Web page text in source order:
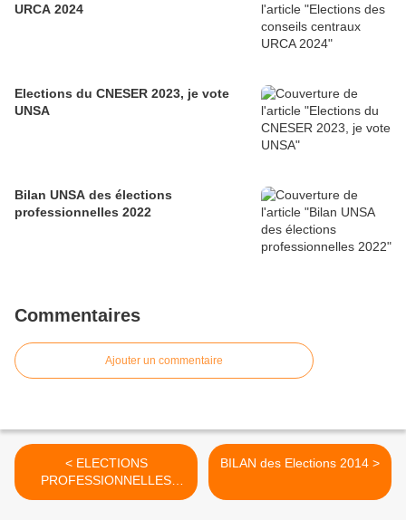
URCA 2024
Elections du CNESER 2023, je vote
UNSA
Bilan UNSA des élections
professionnelles 2022
Commentaires
Ajouter un commentaire
< ELECTIONS
PROFESSIONNELLES
2014 - FAITES VOTER !
BILAN des Elections 2014 >